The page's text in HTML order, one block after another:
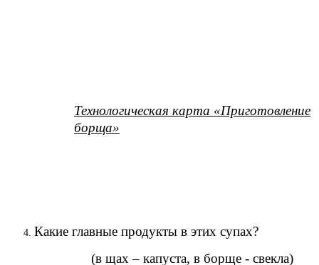
Технологическая карта «Приготовление
борща»
Какие главные продукты в этих супах?
(в щах – капуста, в борще - свекла)